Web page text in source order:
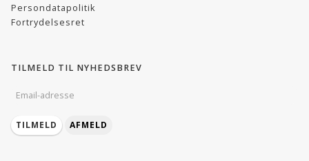
Persondatapolitik
Fortrydelsesret
TILMELD TIL NYHEDSBREV
EMAIL-
ADRESSE
TILMELD
AFMELD